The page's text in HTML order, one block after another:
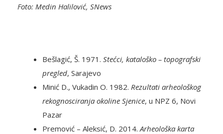
Foto: Medin Halilović, SNews
Bešlagić, Š. 1971. Stećci, kataloško – topografski
pregled, Sarajevo
Minić D., Vukadin O. 1982. Rezultati arheološkog
rekognosciranja okoline Sjenice, u NPZ 6, Novi
Pazar
Premović – Aleksić, D. 2014. Arheološka karta